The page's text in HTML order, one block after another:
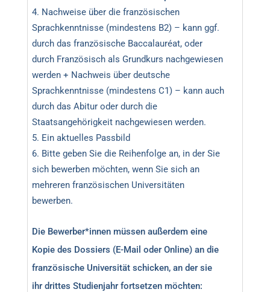
Nachweise über die französischen
Sprachkenntnisse (mindestens B2) – kann ggf.
durch das französische Baccalauréat, oder
durch Französisch als Grundkurs nachgewiesen
werden + Nachweis über deutsche
Sprachkenntnisse (mindestens C1) – kann auch
durch das Abitur oder durch die
Staatsangehörigkeit nachgewiesen werden.
Ein aktuelles Passbild
Bitte geben Sie die Reihenfolge an, in der Sie
sich bewerben möchten, wenn Sie sich an
mehreren französischen Universitäten
bewerben.
Die Bewerber*innen müssen außerdem eine
Kopie des Dossiers (E-Mail oder Online) an die
französische Universität schicken, an der sie
ihr drittes Studienjahr fortsetzen möchten: